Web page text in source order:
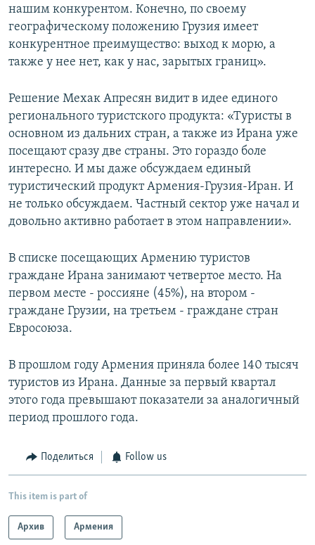
нашим конкурентом. Конечно, по своему
географическому положению Грузия имеет
конкурентное преимущество: выход к морю, а
также у нее нет, как у нас, зарытых границ».
Решение Мехак Апресян видит в идее единого
регионального туристского продукта: «Туристы в
основном из дальних стран, а также из Ирана уже
посещают сразу две страны. Это гораздо боле
интересно. И мы даже обсуждаем единый
туристический продукт Армения-Грузия-Иран. И
не только обсуждаем. Частный сектор уже начал и
довольно активно работает в этом направлении».
В списке посещающих Армению туристов
граждане Ирана занимают четвертое место. На
первом месте - россияне (45%), на втором -
граждане Грузии, на третьем - граждане стран
Евросоюза.
В прошлом году Армения приняла более 140 тысяч
туристов из Ирана. Данные за первый квартал
этого года превышают показатели за аналогичный
период прошлого года.
Поделиться Follow us
This item is part of
Архив Армения